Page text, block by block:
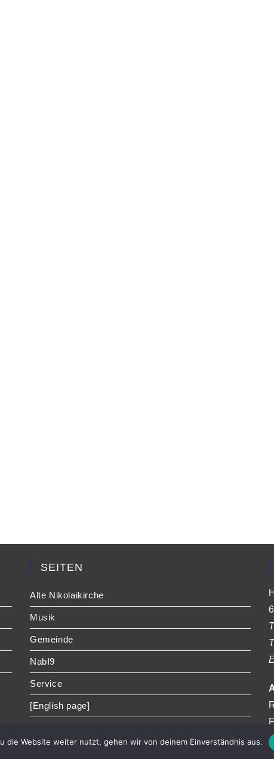
SEITEN
Alte Nikolaikirche
Musik
Gemeinde
NabI9
Service
[English page]
die Website weiter nutzt, gehen wir von deinem Einverständnis aus.